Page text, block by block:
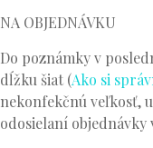
NA OBJEDNÁVKU
Do poznámky v
dĺžku šiat (Ako si
nekonfekčnú veľkosť,
odosielaní